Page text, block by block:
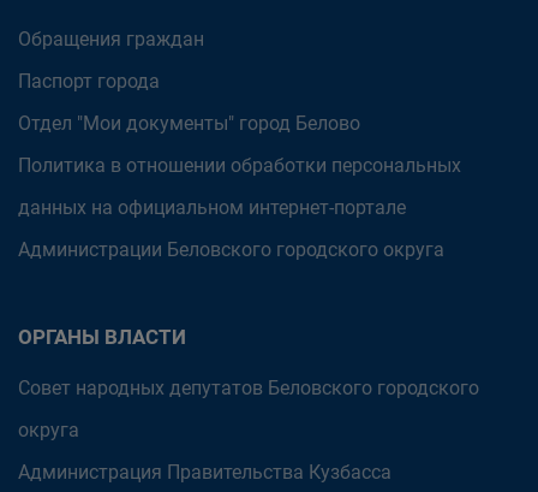
Обращения граждан
Паспорт города
Отдел "Мои документы" город Белово
Политика в отношении обработки персональных
данных на официальном интернет-портале
Администрации Беловского городского округа
ОРГАНЫ ВЛАСТИ
Совет народных депутатов Беловского городского
округа
Администрация Правительства Кузбасса